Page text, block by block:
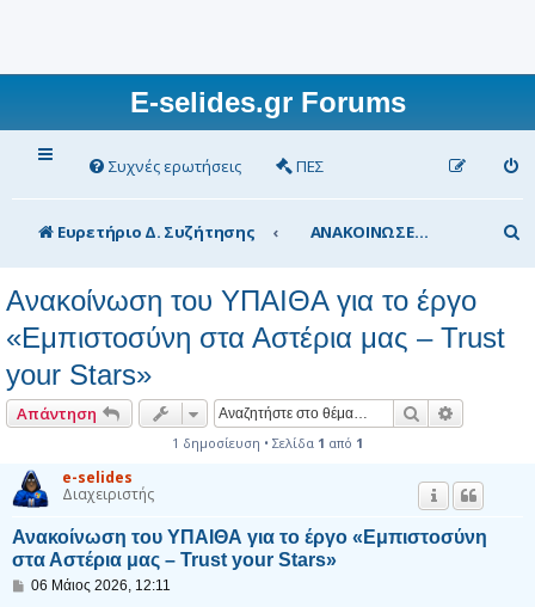
E-selides.gr Forums
Συχνές ερωτήσεις ΠΕΣ
Ευρετήριο Δ. Συζήτησης ΑΝΑΚΟΙΝΩΣΕΙΣ Υπουργείου Παιδείας
ν
Ανακοίνωση του ΥΠΑΙΘΑ για το έργο
«Εμπιστοσύνη στα Αστέρια μας – Trust
your Stars»
Απάντηση Αναζήτηση
1 δημοσίευση • Σελίδα 1 από 1
e-selides
Διαχειριστής
Ανακοίνωση του ΥΠΑΙΘΑ για το έργο «Εμπιστοσύνη
στα Αστέρια μας – Trust your Stars»
Δ06 Μάιος 2026, 12:11